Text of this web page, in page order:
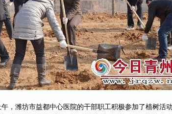
，潍坊市益都中心医院的干部职工积极参加了植树活